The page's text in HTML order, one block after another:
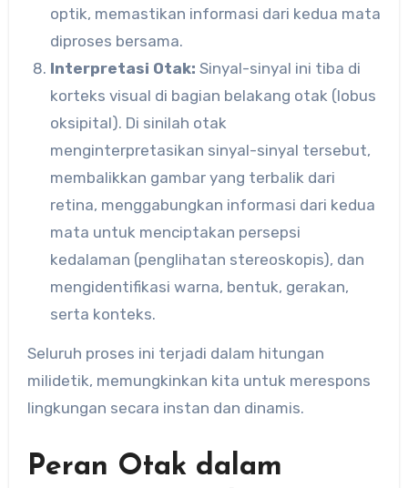
optik, memastikan informasi dari kedua mata
diproses bersama.
Interpretasi Otak: Sinyal-sinyal ini tiba di
korteks visual di bagian belakang otak (lobus
oksipital). Di sinilah otak
menginterpretasikan sinyal-sinyal tersebut,
membalikkan gambar yang terbalik dari
retina, menggabungkan informasi dari kedua
mata untuk menciptakan persepsi
kedalaman (penglihatan stereoskopis), dan
mengidentifikasi warna, bentuk, gerakan,
serta konteks.
Seluruh proses ini terjadi dalam hitungan
milidetik, memungkinkan kita untuk merespons
lingkungan secara instan dan dinamis.
Peran Otak dalam